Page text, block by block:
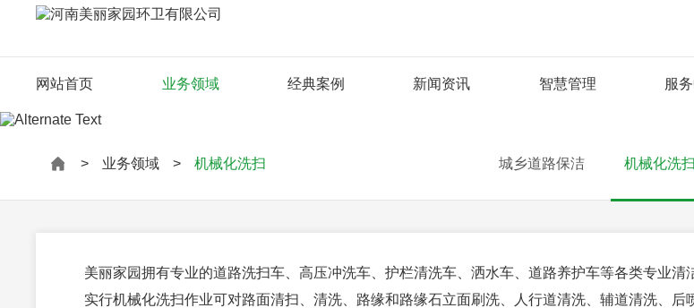
网站首页 业务领域 经典案例 新闻资讯 智慧管理 服
> 业务领域 > 机械化洗扫 城乡道路保洁 机械化洗扫
美丽家园拥有专业的道路洗扫车、高压冲洗车、护栏清洗车、洒水车、道路养护车等各类专业清
实行机械化洗扫作业可对路面清扫、清洗、路缘和路缘石立面刷洗、人行道清洗、辅道清洗、后